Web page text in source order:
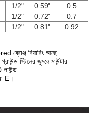
1/2" 0.59"
0.5
1/2" 0.72"
0.7
1/2" 0.81" 0.92
ব্রোঞ্জ বিয়ারিং আছে
স্টিলের জুমলে মাউন্টার
E।